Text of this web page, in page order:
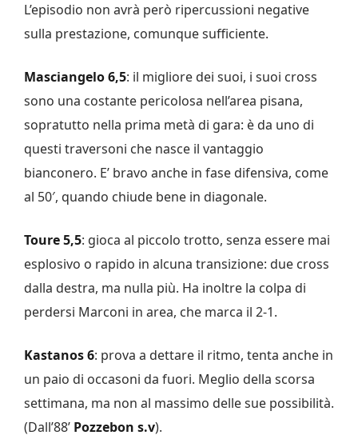
L’episodio non avrà però ripercussioni negative
sulla prestazione, comunque sufficiente.
Masciangelo 6,5: il migliore dei suoi, i suoi cross
sono una costante pericolosa nell’area pisana,
sopratutto nella prima metà di gara: è da uno di
questi traversoni che nasce il vantaggio
bianconero. E’ bravo anche in fase difensiva, come
al 50′, quando chiude bene in diagonale.
Toure 5,5: gioca al piccolo trotto, senza essere mai
esplosivo o rapido in alcuna transizione: due cross
dalla destra, ma nulla più. Ha inoltre la colpa di
perdersi Marconi in area, che marca il 2-1.
Kastanos 6: prova a dettare il ritmo, tenta anche in
un paio di occasoni da fuori. Meglio della scorsa
settimana, ma non al massimo delle sue possibilità.
(Dall’88’ Pozzebon s.v).